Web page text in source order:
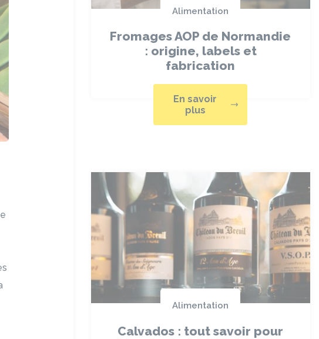
Alimentation
Fromages AOP de Normandie
: origine, labels et
fabrication
En savoir
plus
Alimentation
Calvados : tout savoir pour